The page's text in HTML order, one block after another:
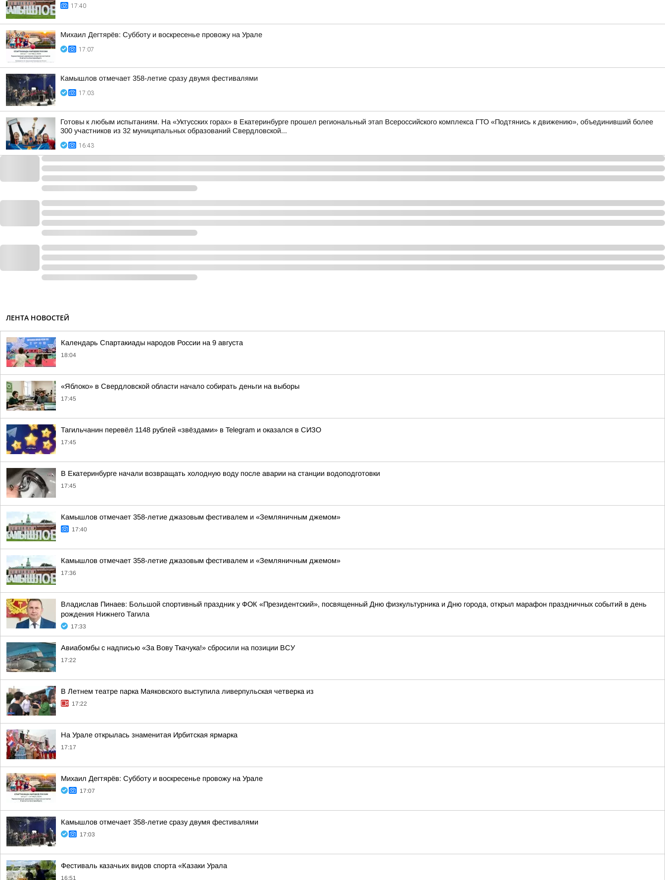
17:40
Михаил Дегтярёв: Субботу и воскресенье провожу на Урале
17:07
Камышлов отмечает 358-летие сразу двумя фестивалями
17:03
Готовы к любым испытаниям. На «Уктусских горах» в Екатеринбурге прошел региональный этап Всероссийского комплекса ГТО «Подтянись к движению», объединивший более
300 участников из 32 муниципальных образований Свердловской...
16:43
ЛЕНТА НОВОСТЕЙ
Календарь Спартакиады народов России на 9 августа
18:04
«Яблоко» в Свердловской области начало собирать деньги на выборы
17:45
Тагильчанин перевёл 1148 рублей «звёздами» в Telegram и оказался в СИЗО
17:45
В Екатеринбурге начали возвращать холодную воду после аварии на станции водоподготовки
17:45
Камышлов отмечает 358-летие джазовым фестивалем и «Земляничным джемом»
17:40
Камышлов отмечает 358-летие джазовым фестивалем и «Земляничным джемом»
17:36
Владислав Пинаев: Большой спортивный праздник у ФОК «Президентский», посвященный Дню физкультурника и Дню города, открыл марафон праздничных событий в день
рождения Нижнего Тагила
17:33
Авиабомбы с надписью «За Вову Ткачука!» сбросили на позиции ВСУ
17:22
В Летнем театре парка Маяковского выступила ливерпульская четверка из
17:22
На Урале открылась знаменитая Ирбитская ярмарка
17:17
Михаил Дегтярёв: Субботу и воскресенье провожу на Урале
17:07
Камышлов отмечает 358-летие сразу двумя фестивалями
17:03
Фестиваль казачьих видов спорта «Казаки Урала
16:51